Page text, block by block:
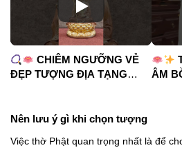
CHIÊM NGƯỠNG VẺ
ĐẸP TƯỢNG ĐỊA TẠNG
#tuongphat
ÂM
Nên lưu ý gì khi chọn tượng
Việc thờ Phật quan trọng nhất là để